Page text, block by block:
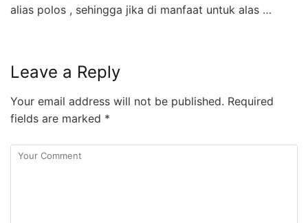
alias polos , sehingga jika di manfaat untuk alas …
Leave a Reply
Your email address will not be published. Required
fields are marked *